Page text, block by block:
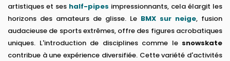
artistiques et ses half-pipes impressionnants, cela élargit les
horizons des amateurs de glisse. Le BMX sur neige, fusion
audacieuse de sports extrêmes, offre des figures acrobatiques
uniques. L'introduction de disciplines comme le snowskate
contribue à une expérience diversifiée. Cette variété d'activités